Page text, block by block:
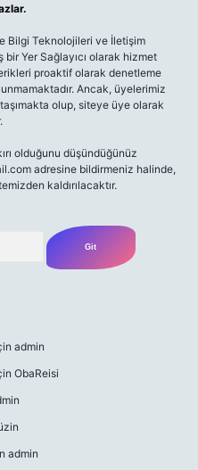
Bilgi Teknolojileri ve İletişim
bir Yer Sağlayıcı olarak hizmet
proaktif olarak denetleme
Ancak, üyelerimiz
olup, siteye üye olarak
olduğunu düşündüğünüz
adresine bildirmeniz halinde,
kaldırılacaktır.
admin
ObaReisi
admin